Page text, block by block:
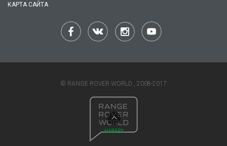
КАРТА САЙТА
© RANGE ROVER WORLD , 2008-2017
НАВЕРХ